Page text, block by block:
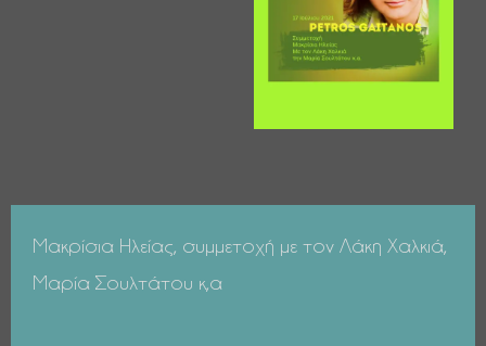
Μακρίσια Ηλείας, συμμετοχή με τον Λάκη Χαλκιά,
Μαρία Σουλτάτου κ,α